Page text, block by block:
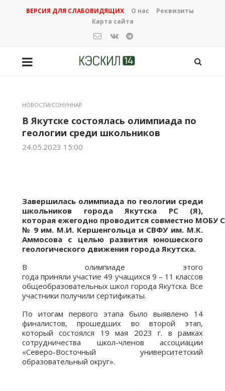
ВЕРСИЯ ДЛЯ СЛАБОВИДЯЩИХ О нас
Реквизиты
Карта сайта
НОВОСТИ/СОНУННАР
В Якутске состоялась олимпиада по
геологии среди школьников
24.05.2023 15:00
Завершилась олимпиада по геологии среди
школьников города Якутска РС (Я),
которая ежегодно проводится совместно МОБУ
№ 9 им. М.И. Кершенгольца и СВФУ им. М.К.
Аммосова с целью развития юношеского
геологического движения города Якутска.
В олимпиаде этого
года приняли участие 49 учащихся 9 – 11 классов
общеобразовательных школ города Якутска. Все
участники получили сертификаты.
По итогам первого этапа было выявлено 14
финалистов, прошедших во второй этап,
который состоялся 19 мая 2023 г. в рамках
сотрудничества школ-членов ассоциации
«Северо-Восточный университетский
образовательный округ».